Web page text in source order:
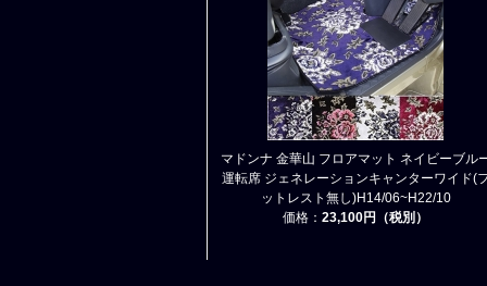
マドンナ 金華山 フロアマット ネイビーブル
運転席 ジェネレーションキャンターワイド(
ットレスト無し)H14/06~H22/10
価格： 23,100円（税別）